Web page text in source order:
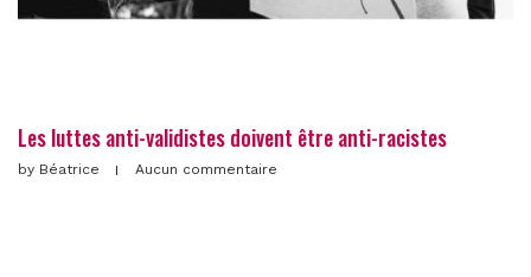
Les luttes anti-validistes doivent être anti-racistes
by Béatrice Aucun commentaire